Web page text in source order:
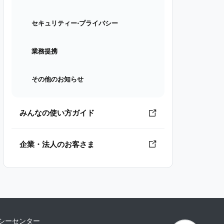
セキュリティー⋅プライバシー
業務提携
その他のお知らせ
みんなの使い方ガイド
企業・法人のお客さま
ーセンター